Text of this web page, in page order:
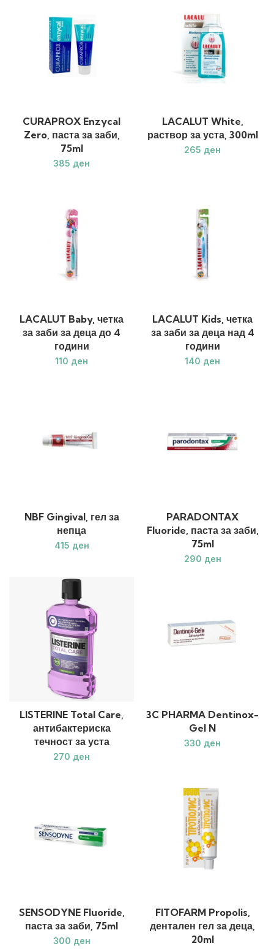
CURAPROX Enzycal
Zero, паста за заби,
75ml
ден
LACALUT White,
раствор за уста, 300ml
ден
LACALUT Baby, четка
за заби за деца до 4
години
ден
LACALUT Kids, четка
за заби за деца над 4
години
ден
NBF Gingival, гел за
непца
ден
PARADONTAX
Fluoride, паста за заби,
75ml
ден
LISTERINE Total Care,
антибактериска
течност за уста
ден
3C PHARMA Dentinox-
Gel N
ден
SENSODYNE Fluoride,
паста за заби, 75ml
ден
FITOFARM Propolis,
дентален гел за деца,
20ml